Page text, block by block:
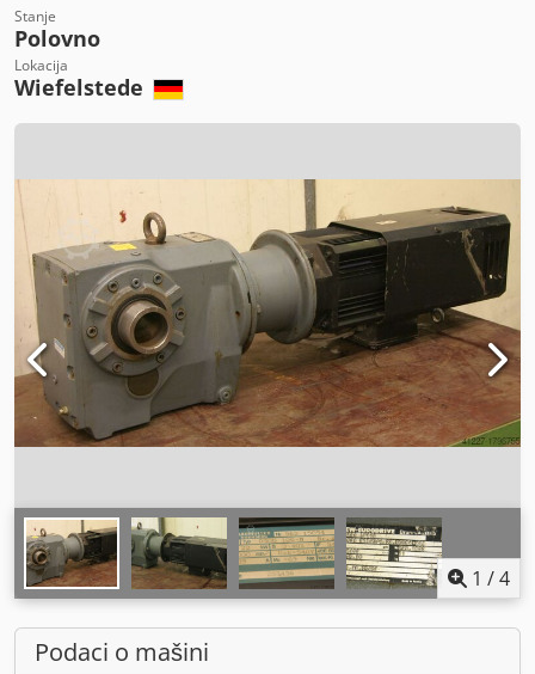
Stanje
Polovno
Lokacija
Wiefelstede
1 /4
Podaci o mašini